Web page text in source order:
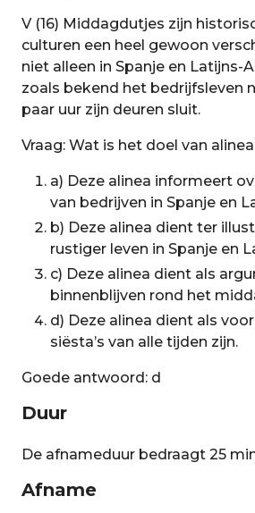
V (16) Middagdutjes zijn
culturen een heel gewoon
niet alleen in Spanje en Latijns-
zoals bekend het bedrijfsleven
paar uur zijn deuren sluit.
Vraag: Wat is het doel van
a) Deze alinea informeert
van bedrijven in Spanje en
b) Deze alinea dient ter
rustiger leven in Spanje en
c) Deze alinea dient als
binnenblijven rond het
d) Deze alinea dient als
siësta’s van alle tijden zijn.
Goede antwoord: d
Duur
De afnameduur bedraagt 25
Afname